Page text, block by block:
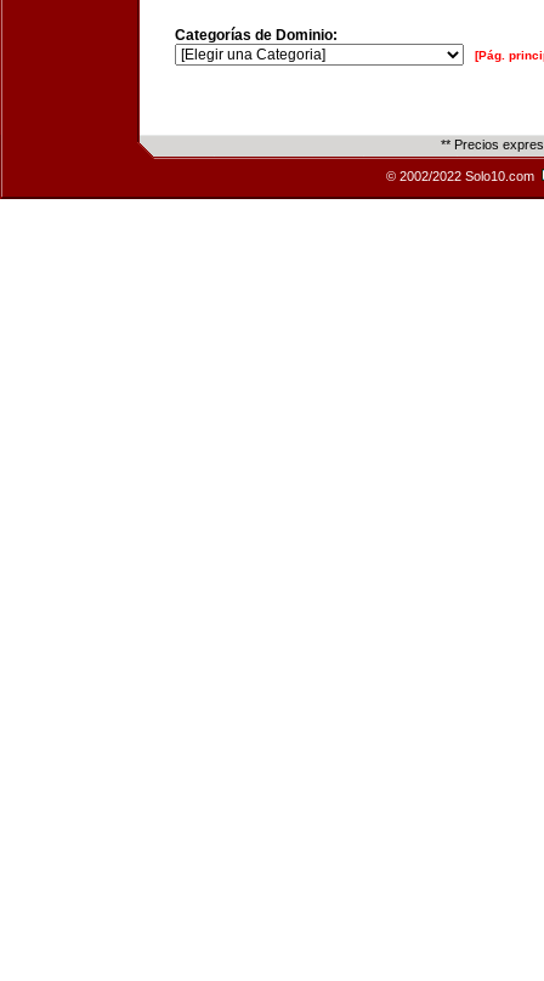
Categorías de Dominio:
[Pág.
** Precios
© 2002/2022 Solo10.com